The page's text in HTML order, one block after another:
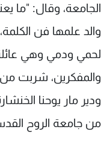
الجامعة، وقال: "ما
والد علمها فن
لحمي ودمي وهي
والمفكرين، شربت من
ودير مار يوحنا
من جامعة الروح